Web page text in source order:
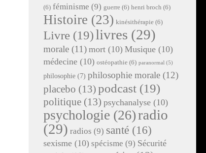
(6) féminisme (9) guerre (6) henri broch (6)
Histoire (23) kinésithérapie (6)
Livre (19)livres (29)
morale (11) mort (10) Musique (10)
médecine (10) ostéopathie (6) paranormal (5)
philosophie (7) philosophie morale (12)
placebo (13) podcast (19)
politique (13) psychanalyse (10)
psychologie (26)radio
(29) radios (9) santé (16)
sexisme (10) spécisme (9) Sécurité